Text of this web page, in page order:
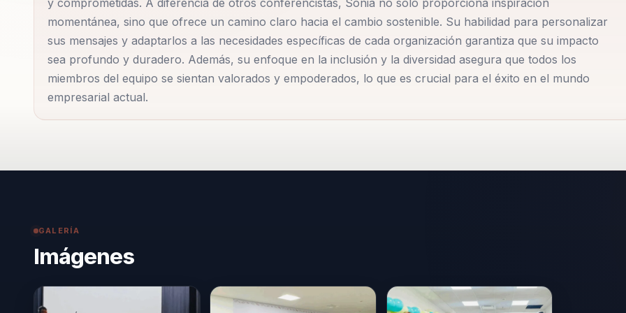
habilidad para personalizar sus conferencias y talleres, adaptándolos a las necesidades específicas de cada
organización, lo que garantiza un impacto duradero.
A lo largo de su carrera, Sonia ha sido invitada a hablar en conferencias internacionales, donde ha compartido
su visión sobre cómo el liderazgo consciente puede ser un catalizador para el cambio positivo. Su enfoque se
basa en la idea de que cada individuo tiene un potencial único que puede ser liberado a través de la
Estos programas no solo mejoran la productividad y la eficiencia, sino que también promueven un ambiente de
autenticidad y la integridad, valores que ella misma encarna y promueve en cada una de sus intervenciones.
momentánea, sino que ofrece un camino claro hacia el cambio sostenible. Su habilidad para personalizar
sus mensajes y adaptarlos a las necesidades específicas de cada organización garantiza que su impacto
sea profundo y duradero. Además, su enfoque en la inclusión y la diversidad asegura que todos los
miembros del equipo se sientan valorados y empoderados, lo que es crucial para el éxito en el mundo
empresarial actual.
GALERÍA
Imágenes